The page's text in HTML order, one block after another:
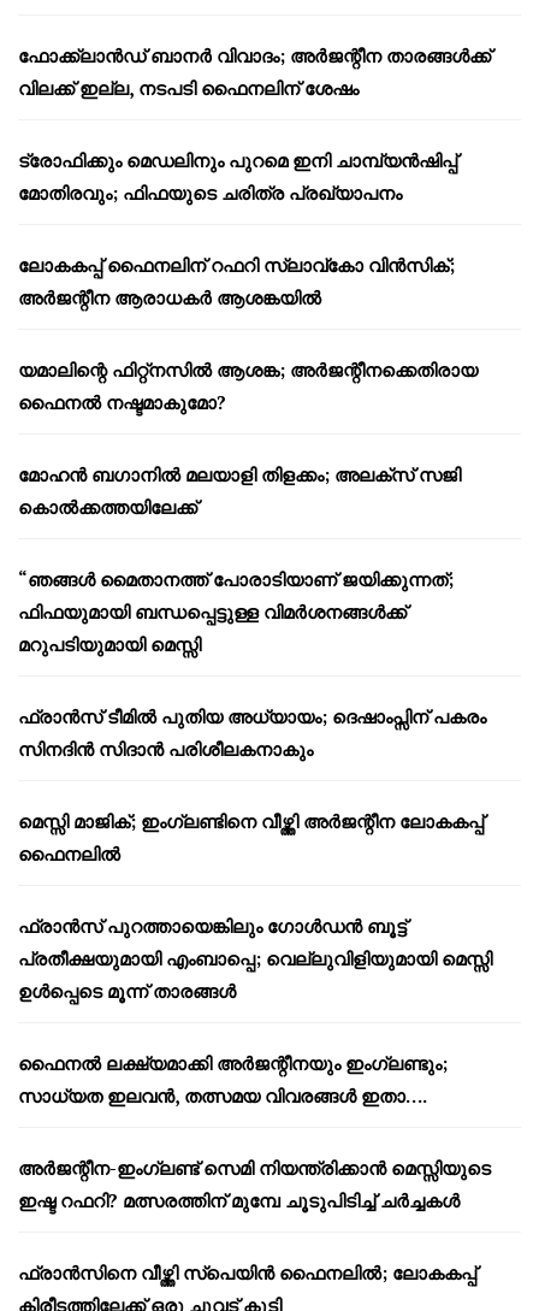
ഫോക്ക്‌ലാൻഡ് ബാനർ വിവാദം; അർജന്റീന താരങ്ങൾക്ക്
വിലക്ക് ഇല്ല, നടപടി ഫൈനലിന് ശേഷം
ട്രോഫിക്കും മെഡലിനും പുറമെ ഇനി ചാമ്പ്യൻഷിപ്പ്
മോതിരവും; ഫിഫയുടെ ചരിത്ര പ്രഖ്യാപനം
ലോകകപ്പ് ഫൈനലിന് റഫറി സ്ലാവ്‌കോ വിൻസിക്;
അർജന്റീന ആരാധകർ ആശങ്കയിൽ
യമാലിന്റെ ഫിറ്റ്നസിൽ ആശങ്ക; അർജന്റീനക്കെതിരായ
ഫൈനൽ നഷ്ടമാകുമോ?
മോഹൻ ബഗാനിൽ മലയാളി തിളക്കം; അലക്സ് സജി
കൊൽക്കത്തയിലേക്ക്
“ഞങ്ങൾ മൈതാനത്ത് പോരാടിയാണ് ജയിക്കുന്നത്;
ഫിഫയുമായി ബന്ധപ്പെട്ടുള്ള വിമർശനങ്ങൾക്ക്
മറുപടിയുമായി മെസ്സി
ഫ്രാൻസ് ടീമിൽ പുതിയ അധ്യായം; ദെഷാംപ്സിന് പകരം
സിനദിൻ സിദാൻ പരിശീലകനാകും
മെസ്സി മാജിക്; ഇംഗ്ലണ്ടിനെ വീഴ്ത്തി അർജന്റീന ലോകകപ്പ്
ഫൈനലിൽ
ഫ്രാൻസ് പുറത്തായെങ്കിലും ഗോൾഡൻ ബൂട്ട്
പ്രതീക്ഷയുമായി എംബാപ്പെ; വെല്ലുവിളിയുമായി മെസ്സി
ഉൾപ്പെടെ മൂന്ന് താരങ്ങൾ
ഫൈനൽ ലക്ഷ്യമാക്കി അർജന്റീനയും ഇംഗ്ലണ്ടും;
സാധ്യത ഇലവൻ, തത്സമയ വിവരങ്ങൾ ഇതാ….
അർജന്റീന-ഇംഗ്ലണ്ട് സെമി നിയന്ത്രിക്കാൻ മെസ്സിയുടെ
ഇഷ്ട റഫറി? മത്സരത്തിന് മുമ്പേ ചൂടുപിടിച്ച് ചർച്ചകൾ
ഫ്രാൻസിനെ വീഴ്ത്തി സ്പെയിൻ ഫൈനലിൽ; ലോകകപ്പ്
കിരീടത്തിലേക്ക് ഒരു ചുവട് കൂടി